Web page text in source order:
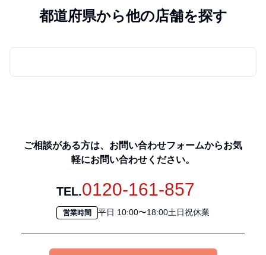
都道府県から他の店舗を探す
ご相談がある方は、お問い合わせフォームからお気
軽にお問い合わせください。
TEL.0120-161-857
営業時間 平日 10:00〜18:00土日祝休業